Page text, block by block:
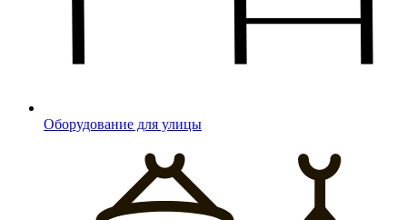
Оборудование для улицы